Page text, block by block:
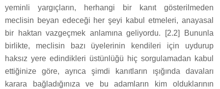
yeminli yargıçların, herhangi bir kanıt gösterilmeden
meclisin beyan edeceği her şeyi kabul etmeleri, anayasal
bir haktan vazgeçmek anlamına geliyordu. [2.2] Bununla
birlikte, meclisin bazı üyelerinin kendileri için uydurup
haksız yere edindikleri üstünlüğü hiç sorgulamadan kabul
ettiğinize göre, ayrıca şimdi kanıtların ışığında davaları
karara bağladığınıza ve bu adamların kim olduklarının